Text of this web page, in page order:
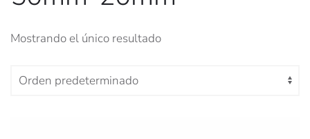
Mostrando el único resultado